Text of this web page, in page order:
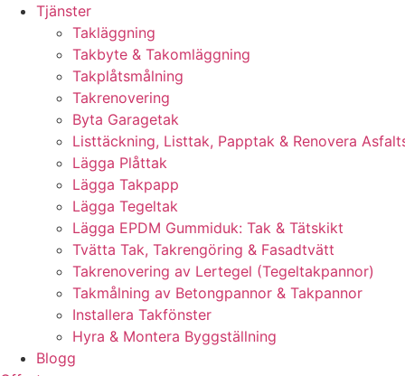
Tjänster
Takläggning
Takbyte & Takomläggning
Takplåtsmålning
Takrenovering
Byta Garagetak
Listtäckning, Listtak, Papptak & Renovera
Lägga Plåttak
Lägga Takpapp
Lägga Tegeltak
Lägga EPDM Gummiduk: Tak & Tätskikt
Tvätta Tak, Takrengöring & Fasadtvätt
Takrenovering av Lertegel (Tegeltakpannor)
Takmålning av Betongpannor & Takpannor
Installera Takfönster
Hyra & Montera Byggställning
Blogg